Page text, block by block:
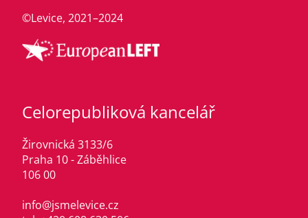
©Levice, 2021–2024
Celorepubliková kancelář
Žirovnická 3133/6
Praha 10 - Záběhlice
106 00
info@jsmelevice.cz